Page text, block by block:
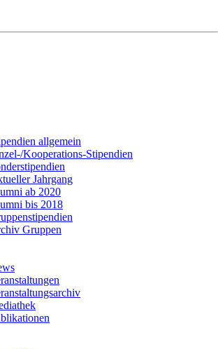
allgemein
Kooperations-Stipendien
Jahrgang
ab 2020
bis 2018
Gruppen